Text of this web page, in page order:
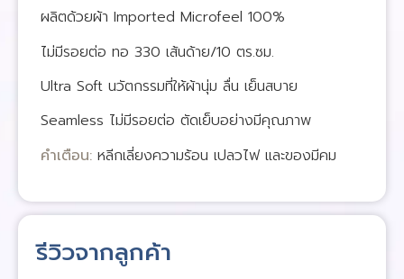
ผลิตด้วยผ้า Imported Microfeel 100%
ไม่มีรอยต่อ ทอ 330 เส้นด้าย/10 ตร.ซม.
Ultra Soft นวัตกรรมที่ให้ผ้านุ่ม ลื่น เย็นสบาย
Seamless ไม่มีรอยต่อ ตัดเย็บอย่างมีคุณภาพ
คำเตือน: หลีกเลี่ยงความร้อน เปลวไฟ และของมีคม
รีวิวจากลูกค้า